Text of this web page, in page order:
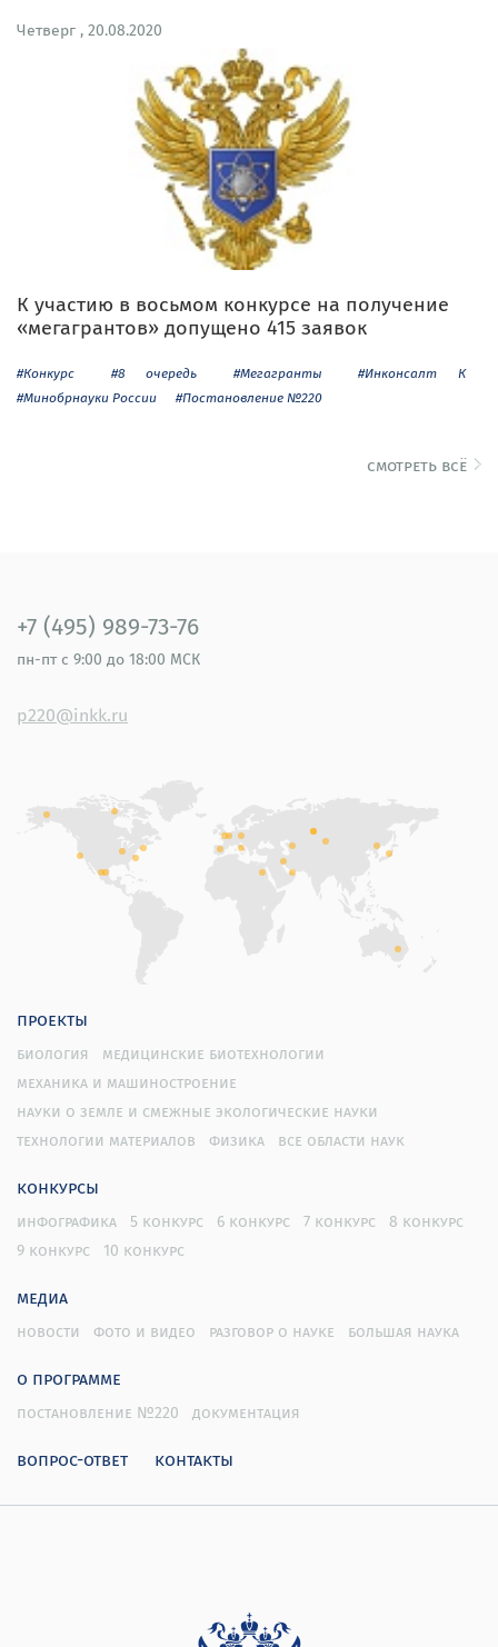
Четверг , 20.08.2020
К участию в восьмом конкурсе на получение
«мегагрантов» допущено 415 заявок
#Конкурс #8 очередь #Мегагранты
#Инконсалт К
#Минобрнауки России
#Постановление №220
смотреть всё
+7 (495) 989-73-76
пн-пт с 9:00 до 18:00 МСК
p220@inkk.ru
проекты
биология
медицинские биотехнологии
механика и машиностроение
науки о земле и смежные экологические науки
технологии материалов
физика все области наук
конкурсы
инфографика 5 конкурс 6 конкурс 7 конкурс
8 конкурс
9 конкурс
10 конкурс
медиа
новости фото и видео разговор о науке большая наука
о программе
постановление №220 документация
вопрос-ответ контакты